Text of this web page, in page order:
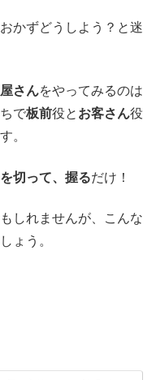
かずどうしよう？と迷
さんをやってみるのは
で板前役と お客さん役
。
切って、握るだけ！
しれませんが、こんな
ょう。